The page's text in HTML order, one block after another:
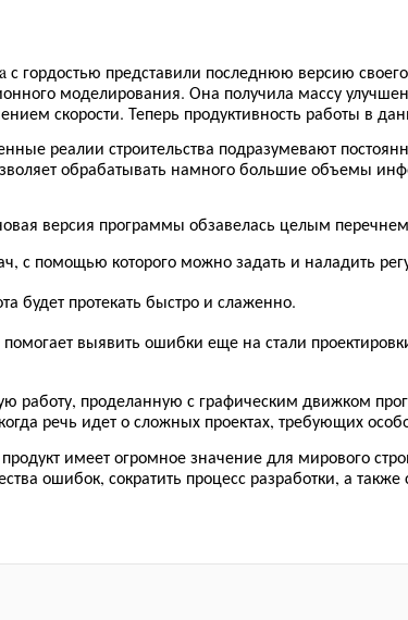
с гордостью представили последнюю версию
моделирования. Она получила массу
скорости. Теперь продуктивность работы в
реалии строительства подразумевают
обрабатывать намного большие объемы
версия программы обзавелась целым
, с помощью которого можно задать и наладить
будет протекать быстро и слаженно.
выявить ошибки еще на стали
работу, проделанную с графическим движком
когда речь идет о сложных проектах, требующих
продукт имеет огромное значение для мирового
ошибок, сократить процесс разработки, а также